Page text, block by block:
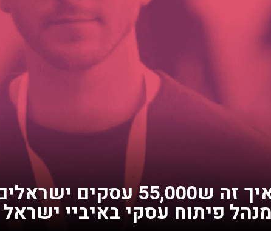
כשכסף פוגש אנשים 35 – איך
פיתוח עסקי באיביי ישראל